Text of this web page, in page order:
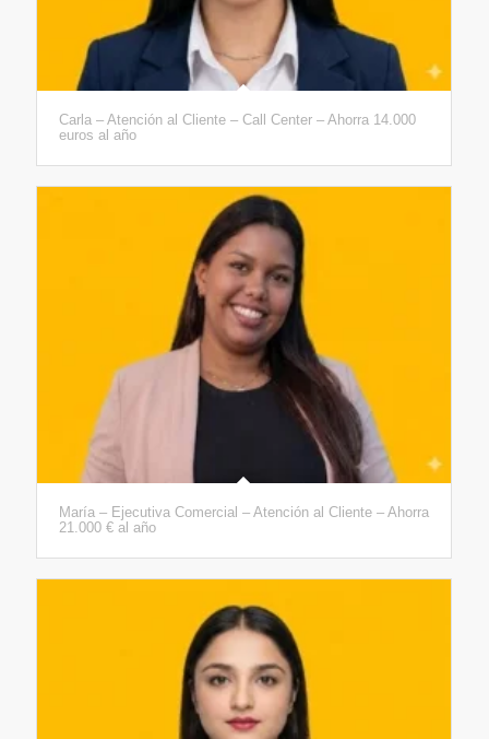
Carla – Atención al Cliente – Call Center – Ahorra 14.000
euros al año
María – Ejecutiva Comercial – Atención al Cliente – Ahorra
21.000 € al año